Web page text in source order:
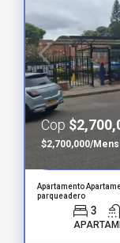
Cop
$2,700,000/
Apartamento
parqueadero
3